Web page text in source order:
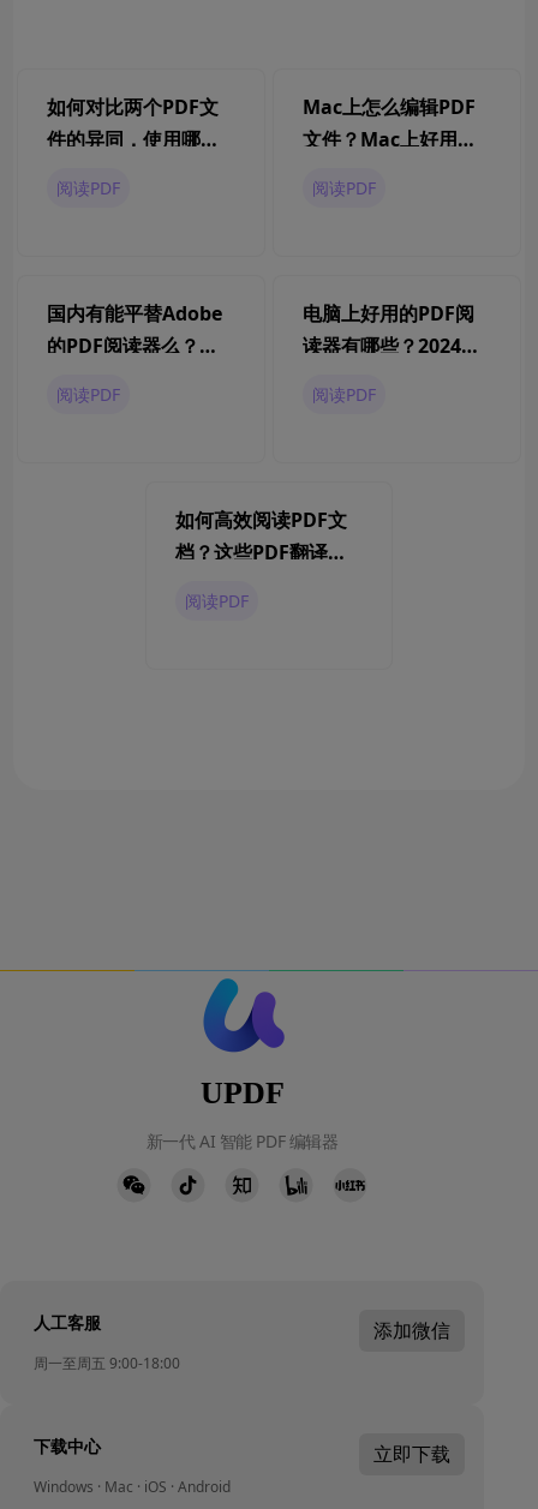
如何对比两个PDF文
件的异同，使用哪种
阅读PDF
Mac上怎么编辑PDF
文件？Mac上好用的
阅读PDF
国内有能平替Adobe
的PDF阅读器么？怎
件？
阅读PDF
电脑上好用的PDF阅
读器有哪些？2024免
阅读PDF
如何高效阅读PDF文
档？这些PDF翻译软
阅读PDF
UPDF
新一代 AI 智能 PDF 编辑器
人工客服
周一至周五 9:00-18:00
添加微信
下载中心
Windows · Mac · iOS · Android
立即下载